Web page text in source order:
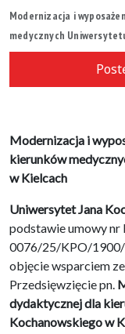
Modernizacja i
medycznych
Modernizacja i
kierunków
w Kielcach
Uniwersytet Jana
podstawie umowy nr
0076/25/KPO/1900/
objęcie wsparciem
Przedsięwzięcie pn.
dydaktycznej dla
Kochanowskiego w